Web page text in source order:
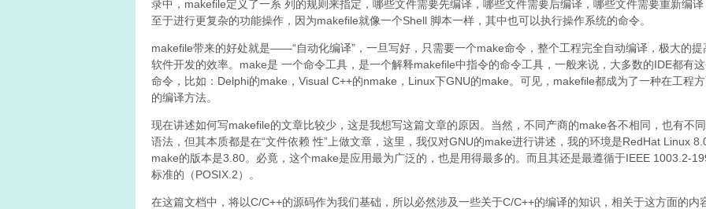
录中，makefile定义了一系 列的规则来指定，哪些文件需要先编译，哪些文件需要后编译，哪些文件需要重新编译
至于进行更复杂的功能操作，因为makefile就像一个Shell 脚本一样，其中也可以执行操作系统的命令。
makefile带来的好处就是——“自动化编译”，一旦写好，只需要一个make命令，整个工程完全自动编译，极大的提
软件开发的效率。make是 一个命令工具，是一个解释makefile中指令的命令工具，一般来说，大多数的IDE都有
命令，比如：Delphi的make，Visual C++的nmake，Linux下GNU的make。可见，makefile都成为了一种在工程
的编译方法。
现在讲述如何写makefile的文章比较少，这是我想写这篇文章的原因。当然，不同产商的make各不相同，也有不
语法，但其本质都是在“文件依赖 性”上做文章，这里，我仅对GNU的make进行讲述，我的环境是RedHat Linux
make的版本是3.80。必竟，这个make是应用最为广泛的，也是用得最多的。而且其还是最遵循于IEEE 1003.2-
标准的（POSIX.2）。
在这篇文档中，将以C/C++的源码作为我们基础，所以必然涉及一些关于C/C++的编译的知识，相关于这方面的内